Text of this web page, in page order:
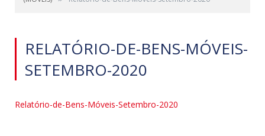
RELATÓRIO-DE-BENS-MÓVEIS-
SETEMBRO-2020
Relatório-de-Bens-Móveis-Setembro-2020